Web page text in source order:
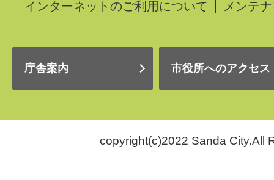
インターネットのご利用について
メンテ
庁舎案内 市役所へのアクセス
copyright(c)2022 Sanda City.All